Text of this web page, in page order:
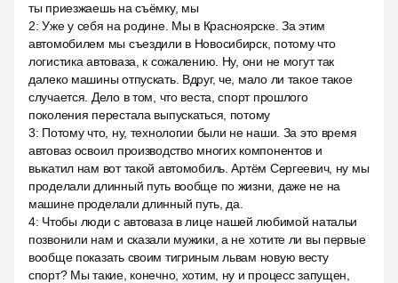
ты приезжаешь на съёмку, мы
2:Уже у себя на родине. Мы в Красноярске. За этим
автомобилем мы съездили в Новосибирск, потому что
логистика автоваза, к сожалению. Ну, они не могут так
далеко машины отпускать. Вдруг, че, мало ли такое такое
случается. Дело в том, что веста, спорт прошлого
поколения перестала выпускаться, потому
3: Потому что, ну, технологии были не наши. За это время
автоваз освоил производство многих компонентов и
выкатил нам вот такой автомобиль. Артём Сергеевич, ну мы
проделали длинный путь вообще по жизни, даже не на
машине проделали длинный путь, да.
4: Чтобы люди с автоваза в лице нашей любимой натальи
позвонили нам и сказали мужики, а не хотите ли вы первые
вообще показать своим тигриным львам новую весту
спорт? Мы такие, конечно, хотим, ну и процесс запущен,